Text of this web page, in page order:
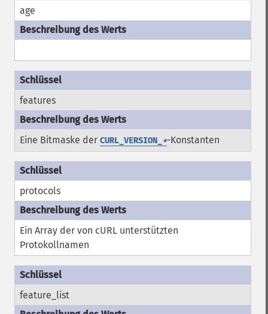
age
features
Eine Bitmaske der CURL_VERSION_ *-Konstanten
protocols
Ein Array der von cURL unterstützten
Protokollnamen
feature_list